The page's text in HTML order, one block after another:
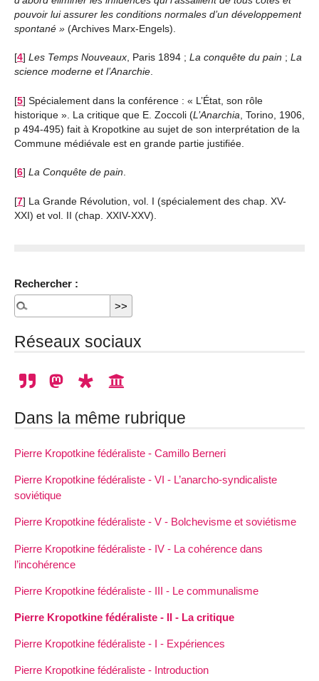
pouvoir lui assurer les conditions normales d’un développement
spontané
(Archives Marx-Engels).
[4] Les Temps Nouveaux, Paris 1894 ; La conquête du pain ; La
science moderne et l’Anarchie.
[5] Spécialement dans la conférence : « L’État, son rôle
historique ». La critique que E. Zoccoli (L’Anarchia , Torino, 1906,
p 494-495) fait à Kropotkine au sujet de son interprétation de la
Commune médiévale est en grande partie justifiée.
[6] La Conquête de pain.
[7] La Grande Révolution, vol. I (spécialement des chap. XV-
XXI) et vol. II (chap. XXIV-XXV).
Rechercher :
Réseaux sociaux
Dans la même rubrique
Pierre Kropotkine fédéraliste - Camillo Berneri
Pierre Kropotkine fédéraliste - VI - L’anarcho-syndicaliste
soviétique
Pierre Kropotkine fédéraliste - V - Bolchevisme et soviétisme
Pierre Kropotkine fédéraliste - IV - La cohérence dans
l’incohérence
Pierre Kropotkine fédéraliste - III - Le communalisme
Pierre Kropotkine fédéraliste - II - La critique
Pierre Kropotkine fédéraliste - I - Expériences
Pierre Kropotkine fédéraliste - Introduction